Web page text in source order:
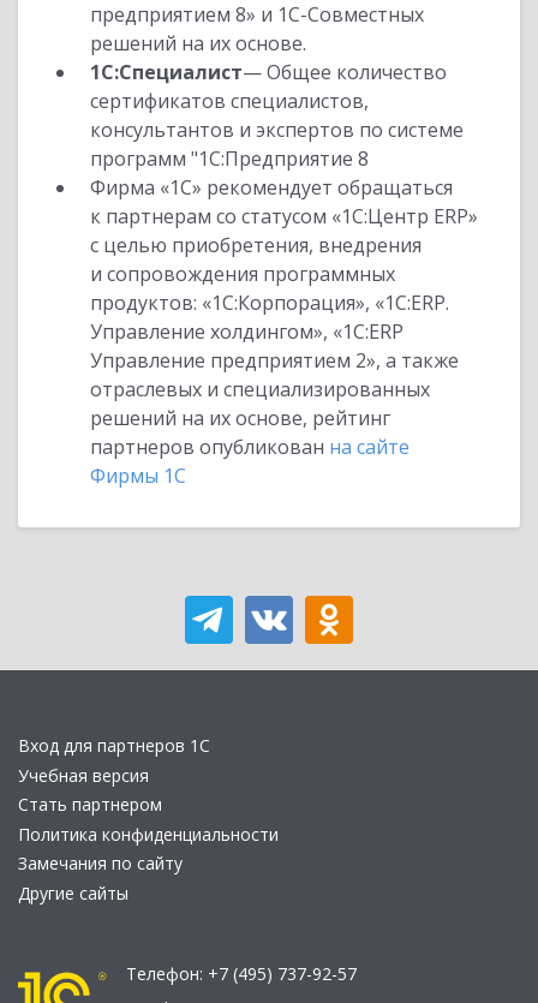
предприятием 8» и 1С-Совместных
решений на их основе.
1С:Специалист— Общее количество
сертификатов специалистов,
консультантов и экспертов по системе
программ "1С:Предприятие 8
Фирма «1С» рекомендует обращаться
к партнерам со статусом «1С:Центр ERP»
с целью приобретения, внедрения
и сопровождения программных
продуктов: «1С:Корпорация», «1С:ERP.
Управление холдингом», «1С:ERP
Управление предприятием 2», а также
отраслевых и специализированных
решений на их основе, рейтинг
партнеров опубликован на сайте
Фирмы 1С
Вход для партнеров 1С
Учебная версия
Стать партнером
Политика конфиденциальности
Замечания по сайту
Другие сайты
Телефон: +7 (495) 737-92-57